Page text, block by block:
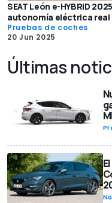
SEAT León e-HYBRID
autonomía eléctrica real
Pruebas de coches
20 Jun 2025
Últimas